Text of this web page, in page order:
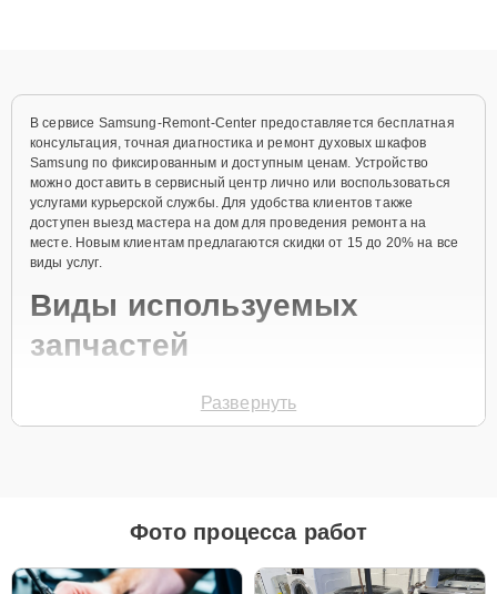
В сервисе Samsung-Remont-Center предоставляется бесплатная
консультация, точная диагностика и ремонт духовых шкафов
Samsung по фиксированным и доступным ценам. Устройство
можно доставить в сервисный центр лично или воспользоваться
услугами курьерской службы. Для удобства клиентов также
доступен выезд мастера на дом для проведения ремонта на
месте. Новым клиентам предлагаются скидки от 15 до 20% на все
виды услуг.
Виды используемых
запчастей
Для ремонта духовых шкафов используются как оригинальные
комплектующие, так и проверенные аналоги, соответствующие
Оригинальные запчасти предпочтительны для
долговечности, особенно если техника
Развернуть
Фото процесса работ